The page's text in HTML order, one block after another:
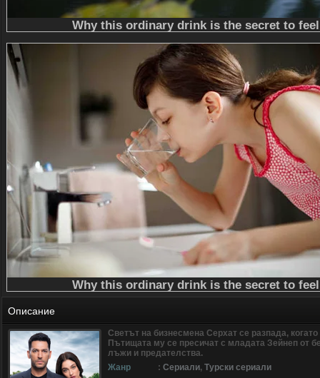
Описание
Светът на бизнесмена Серхат се разпада,
Пътищата му се пресичат с младата Зейнеп от
лъжи и предателства.
Жанр
: Сериали, Турски сериали